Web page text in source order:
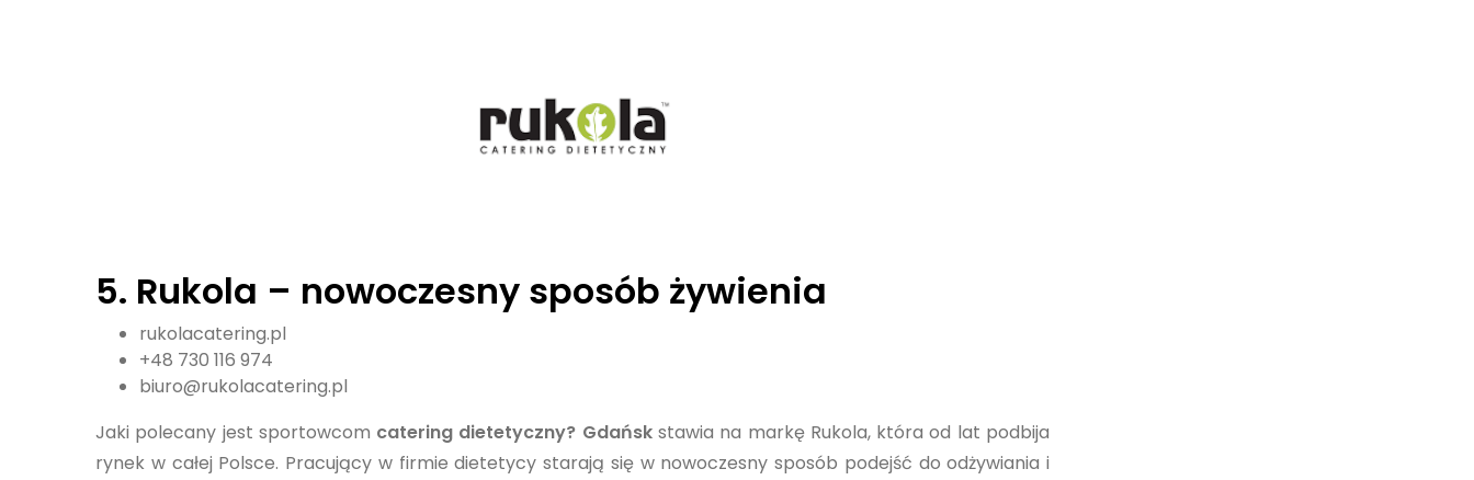
5. Rukola – nowoczesny sposób żywienia
rukolacatering.pl
+48 730 116 974
biuro@rukolacatering.pl
Jaki polecany jest sportowcom catering dietetyczny? Gdańskstawia na markę Rukola, która od lat podbija
rynek w całej Polsce. Pracujący w firmie dietetycy starają się w nowoczesny sposób podejść do odżywiania i